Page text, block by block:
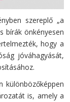
szereplő „a
bírák önkényesen
hogy a
jóváhagyását,
különbözőképpen
is, amely a